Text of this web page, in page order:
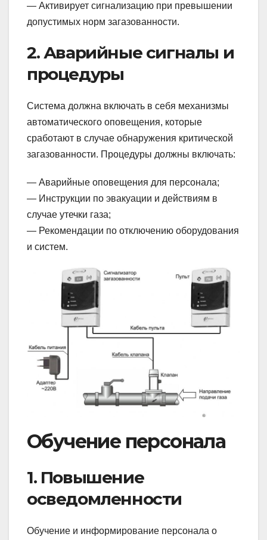
— Активирует сигнализацию при превышении
допустимых норм загазованности.
2. Аварийные сигналы и
процедуры
Система должна включать в себя механизмы
автоматического оповещения, которые
сработают в случае обнаружения критической
загазованности. Процедуры должны включать:
— Аварийные оповещения для персонала;
— Инструкции по эвакуации и действиям в
случае утечки газа;
— Рекомендации по отключению оборудования
и систем.
Обучение персонала
1. Повышение
осведомленности
Обучение и информирование персонала о